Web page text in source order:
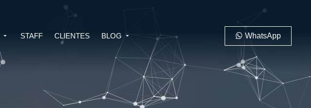
BIOTECNOLOGÍA
STAFF CLIENTES BLOG
PENAL
LABORAL
INMOBILIARIO
WhatsApp